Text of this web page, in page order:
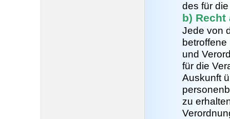
des für
b)
Jede von
und
für die
Auskunft
zu